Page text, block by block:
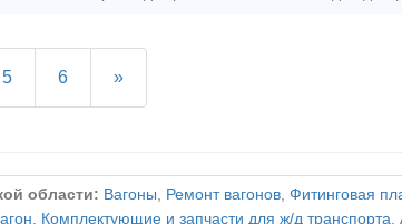
5 6 »
области: Вагоны, Ремонт вагонов, Фитинговая
, Комплектующие и запчасти для ж/д транспорта,